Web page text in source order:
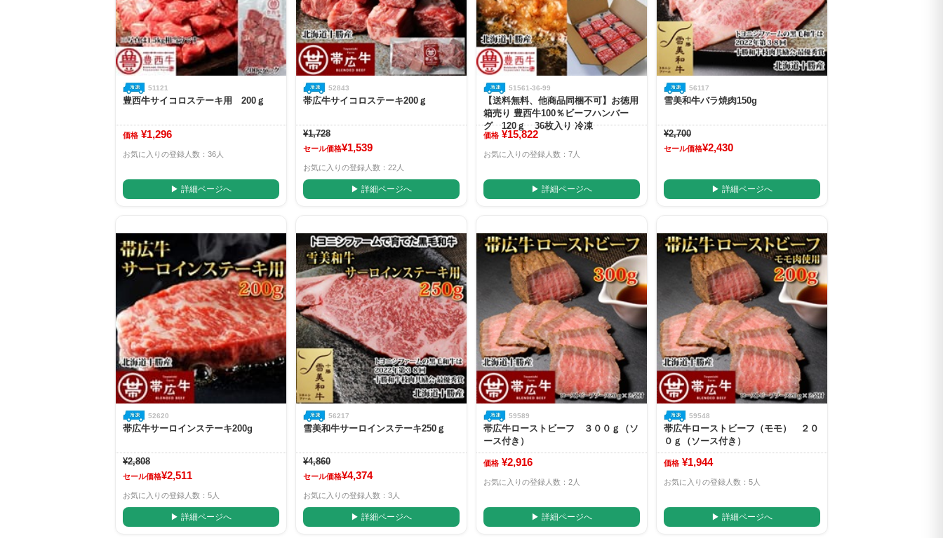
51121
豊西牛サイコロステーキ用 200ｇ
価格 ¥1,296
お気に入りの登録人数：36人
▶ 詳細ページへ
52843
帯広牛サイコロステーキ200ｇ
¥1,728
セール価格¥1,539
お気に入りの登録人数：22人
▶ 詳細ページへ
51561-36-99
【送料無料、他商品同梱不可】お徳用
箱売り 豊西牛100％ビーフハンバー
グ 120ｇ 36枚入り 冷凍
価格 ¥15,822
お気に入りの登録人数：7人
▶ 詳細ページへ
56117
雪美和牛バラ焼肉150g
¥2,700
セール価格¥2,430
▶ 詳細ページへ
52620
帯広牛サーロインステーキ200g
¥2,808
セール価格¥2,511
お気に入りの登録人数：5人
▶ 詳細ページへ
56217
雪美和牛サーロインステーキ250ｇ
¥4,860
セール価格¥4,374
お気に入りの登録人数：3人
▶ 詳細ページへ
59589
帯広牛ローストビーフ ３００ｇ（ソ
ース付き）
価格 ¥2,916
お気に入りの登録人数：2人
▶ 詳細ページへ
59548
帯広牛ローストビーフ（モモ） ２０
０ｇ（ソース付き）
価格 ¥1,944
お気に入りの登録人数：5人
▶ 詳細ページへ